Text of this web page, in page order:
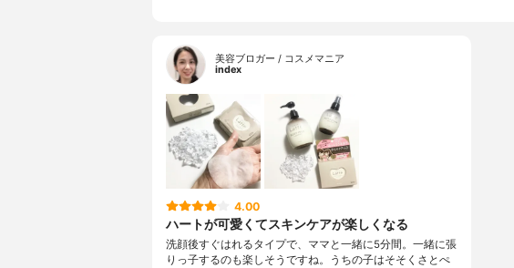
美容ブロガー / コスメマニア
index
4.00
ハートが可愛くてスキンケアが楽しくなる
洗顔後すぐはれるタイプで、ママと一緒に5分間。一緒に張
りっ子するのも楽しそうですね。うちの子はそそくさとぺ